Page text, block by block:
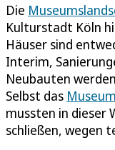
Die
Kulturstadt Köln
Häuser sind
Interim,
Neubauten
Selbst das
mussten in dieser
schließen, wegen